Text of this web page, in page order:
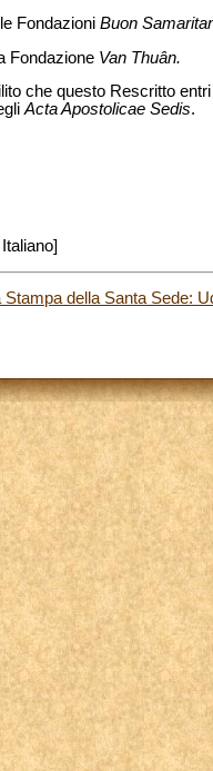
Fondazioni Buon
Fondazione Van Thuân.
che questo Rescritto
Acta Apostolicae Sedis.
della Santa Sede: